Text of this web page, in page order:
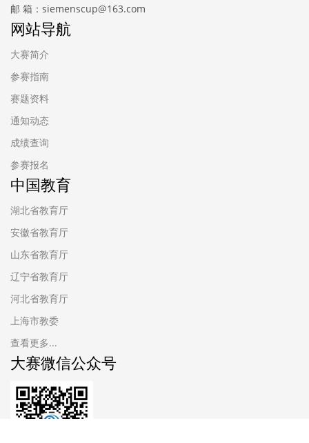
邮 箱：siemenscup@163.com
网站导航
大赛简介
参赛指南
赛题资料
通知动态
成绩查询
参赛报名
中国教育
湖北省教育厅
安徽省教育厅
山东省教育厅
辽宁省教育厅
河北省教育厅
上海市教委
查看更多...
大赛微信公众号